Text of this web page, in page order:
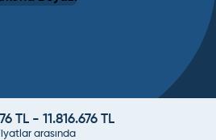
TL - 11.816.676TL
arasında